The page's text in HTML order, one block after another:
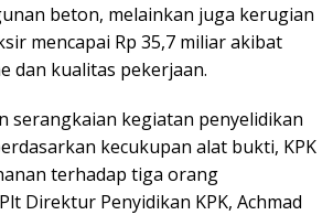
beton, melainkan juga kerugian
mencapai Rp 35,7 miliar akibat
dan kualitas pekerjaan.
serangkaian kegiatan penyelidikan
kecukupan alat bukti, KPK
terhadap tiga orang
Direktur Penyidikan KPK, Achmad